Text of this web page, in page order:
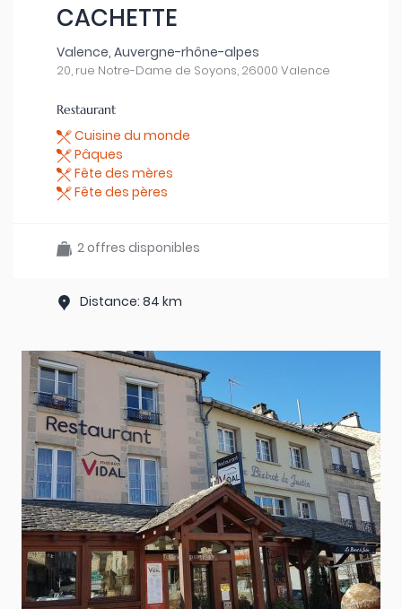
CACHETTE
Valence, Auvergne-rhône-alpes
20, rue Notre-Dame de Soyons, 26000 Valence
Restaurant
Cuisine du monde
Pâques
Fête des mères
Fête des pères
2 offres disponibles
Distance: 84 km